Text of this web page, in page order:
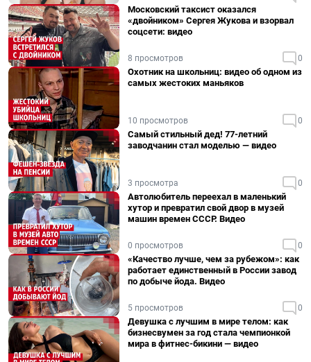
Московский таксист оказался
«двойником» Сергея Жукова и взорвал
соцсети: видео
8 просмотров 0
Охотник на школьниц: видео об одном из
самых жестоких маньяков
10 просмотров 0
Самый стильный дед! 77-летний
заводчанин стал моделью — видео
3 просмотра 0
Автолюбитель переехал в маленький
хутор и превратил свой двор в музей
машин времен СССР. Видео
0 просмотров 0
«Качество лучше, чем за рубежом»: как
работает единственный в России завод
по добыче йода. Видео
5 просмотров 0
Девушка с лучшим в мире телом: как
бизнесвумен за год стала чемпионкой
мира в фитнес-бикини — видео